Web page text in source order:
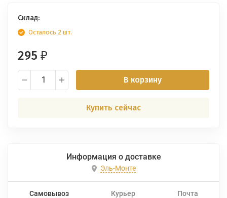
Склад:
Осталось 2 шт.
295 ₽
В корзину
Купить сейчас
Информация о доставке
Эль-Монте
Самовывоз Курьер Почта